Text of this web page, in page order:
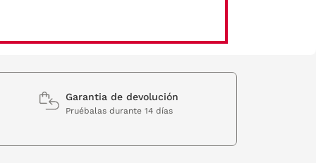
Garantia de devolución
Pruébalas durante 14 días